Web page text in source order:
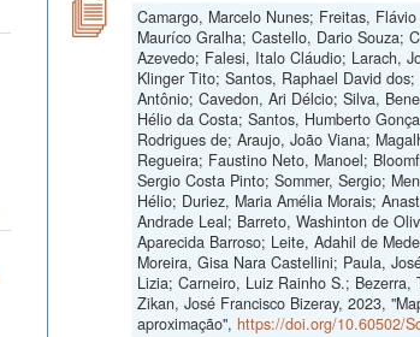
Camargo, Marcelo Nunes; Freitas,
Mauríco Gralha; Castello, Dario Souza;
Azevedo; Falesi, Italo Cláudio; Larach,
Klinger Tito; Santos, Raphael David
Antônio; Cavedon, Ari Délcio; Silva,
Hélio da Costa; Santos, Humberto
Rodrigues de; Araujo, João Viana;
Regueira; Faustino Neto, Manoel;
Sergio Costa Pinto; Sommer, Sergio;
Hélio; Duriez, Maria Amélia Morais;
Andrade Leal; Barreto, Washinton de
Aparecida Barroso; Leite, Adahil de
Moreira, Gisa Nara Castellini; Paula,
Lizia; Carneiro, Luiz Rainho S.;
Zikan, José Francisco Bizeray, 2023,
aproximação", https://doi.org/10.60502/